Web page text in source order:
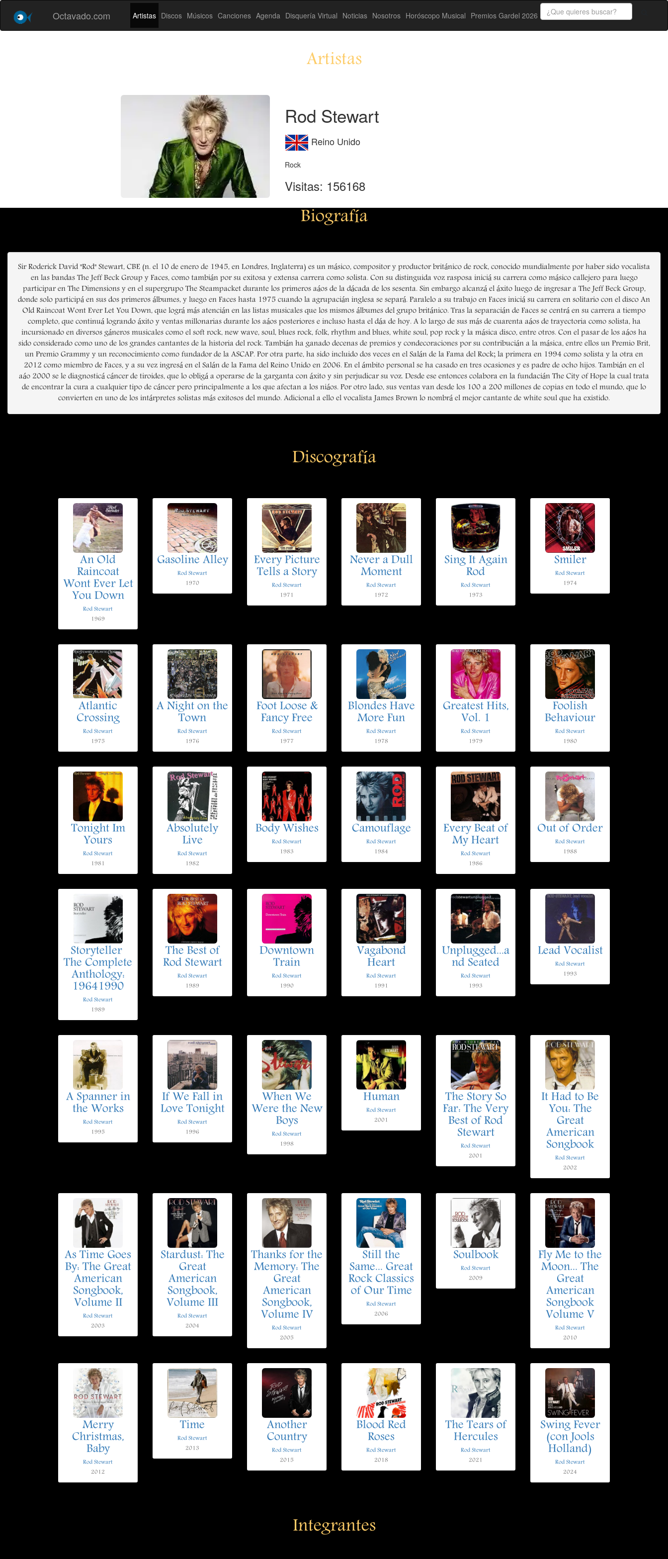
Octavado.com Artistas Discos Músicos Canciones Agenda Disquería Virtual Noticias Nosotros Horóscopo Musical Premios Gardel 2026
Artistas
Rod Stewart
Reino Unido
Rock
Visitas: 156168
Biografía
Sir Roderick David "Rod" Stewart, CBE (n. el 10 de enero de 1945, en Londres, Inglaterra) es un másico, compositor y productor británico de rock, conocido mundialmente por haber sido vocalista
en las bandas The Jeff Beck Group y Faces, como tambián por su exitosa y extensa carrera como solista. Con su distinguida voz rasposa iniciá su carrera como másico callejero para luego
participar en The Dimensions y en el supergrupo The Steampacket durante los primeros aáos de la dácada de los sesenta. Sin embargo alcanzá el áxito luego de ingresar a The Jeff Beck Group,
donde solo participá en sus dos primeros álbumes, y luego en Faces hasta 1975 cuando la agrupacián inglesa se separá. Paralelo a su trabajo en Faces iniciá su carrera en solitario con el disco An
Old Raincoat Wont Ever Let You Down, que lográ más atencián en las listas musicales que los mismos álbumes del grupo británico. Tras la separacián de Faces se centrá en su carrera a tiempo
completo, que continuá logrando áxito y ventas millonarias durante los aáos posteriores e incluso hasta el dáa de hoy. A lo largo de sus más de cuarenta aáos de trayectoria como solista, ha
incursionado en diversos gáneros musicales como el soft rock, new wave, soul, blues rock, folk, rhythm and blues, white soul, pop rock y la másica disco, entre otros. Con el pasar de los aáos ha
sido considerado como uno de los grandes cantantes de la historia del rock. Tambián ha ganado decenas de premios y condecoraciones por su contribucián a la másica, entre ellos un Premio Brit,
un Premio Grammy y un reconocimiento como fundador de la ASCAP. Por otra parte, ha sido incluido dos veces en el Salán de la Fama del Rock; la primera en 1994 como solista y la otra en
2012 como miembro de Faces, y a su vez ingresá en el Salán de la Fama del Reino Unido en 2006. En el ámbito personal se ha casado en tres ocasiones y es padre de ocho hijos. Tambián en el
aáo 2000 se le diagnosticá cáncer de tiroides, que lo obligá a operarse de la garganta con áxito y sin perjudicar su voz. Desde ese entonces colabora en la fundacián The City of Hope la cual trata
de encontrar la cura a cualquier tipo de cáncer pero principalmente a los que afectan a los niáos. Por otro lado, sus ventas van desde los 100 a 200 millones de copias en todo el mundo, que lo
convierten en uno de los intárpretes solistas más exitosos del mundo. Adicional a ello el vocalista James Brown lo nombrá el mejor cantante de white soul que ha existido.
Discografía
An Old
Raincoat
Wont Ever Let
You Down
Rod Stewart
1969
Gasoline Alley
Rod Stewart
1970
Every Picture
Tells a Story
Rod Stewart
1971
Never a Dull
Moment
Rod Stewart
1972
Sing It Again
Rod
Rod Stewart
1973
Smiler
Rod Stewart
1974
Atlantic
Crossing
Rod Stewart
1975
A Night on the
Town
Rod Stewart
1976
Foot Loose &
Fancy Free
Rod Stewart
1977
Blondes Have
More Fun
Rod Stewart
1978
Greatest Hits,
Vol. 1
Rod Stewart
1979
Foolish
Behaviour
Rod Stewart
1980
Tonight Im
Yours
Rod Stewart
1981
Absolutely
Live
Rod Stewart
1982
Body Wishes
Rod Stewart
1983
Camouflage
Rod Stewart
1984
Every Beat of
My Heart
Rod Stewart
1986
Out of Order
Rod Stewart
1988
Storyteller 
The Complete
Anthology:
19641990
Rod Stewart
1989
The Best of
Rod Stewart
Rod Stewart
1989
Downtown
Train
Rod Stewart
1990
Vagabond
Heart
Rod Stewart
1991
Unplugged...a
nd Seated
Rod Stewart
1993
Lead Vocalist
Rod Stewart
1993
A Spanner in
the Works
Rod Stewart
1995
If We Fall in
Love Tonight
Rod Stewart
1996
When We
Were the New
Boys
Rod Stewart
1998
Human
Rod Stewart
2001
The Story So
Far: The Very
Best of Rod
Stewart
Rod Stewart
2001
It Had to Be
You: The
Great
American
Songbook
Rod Stewart
2002
As Time Goes
By: The Great
American
Songbook,
Volume II
Rod Stewart
2003
Stardust: The
Great
American
Songbook,
Volume III
Rod Stewart
2004
Thanks for the
Memory: The
Great
American
Songbook,
Volume IV
Rod Stewart
2005
Still the
Same... Great
Rock Classics
of Our Time
Rod Stewart
2006
Soulbook
Rod Stewart
2009
Fly Me to the
Moon... The
Great
American
Songbook
Volume V
Rod Stewart
2010
Merry
Christmas,
Baby
Rod Stewart
2012
Time
Rod Stewart
2013
Another
Country
Rod Stewart
2015
Blood Red
Roses
Rod Stewart
2018
The Tears of
Hercules
Rod Stewart
2021
Swing Fever
(con Jools
Holland)
Rod Stewart
2024
Integrantes